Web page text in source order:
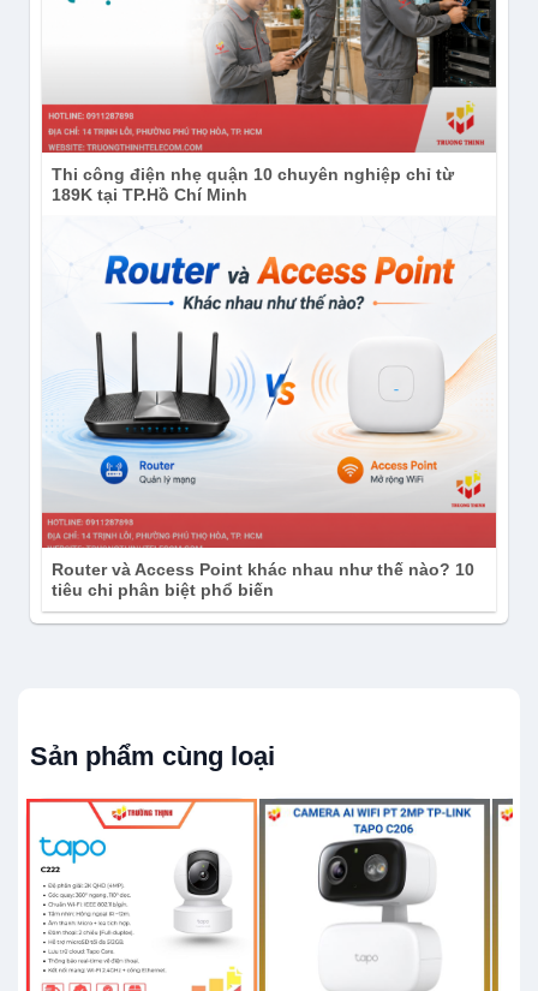
Thi công điện nhẹ quận 10 chuyên nghiệp chỉ từ
189K tại TP.Hồ Chí Minh
Router và Access Point khác nhau như thế nào? 10
tiêu chi phân biệt phổ biến
Sản phẩm cùng loại